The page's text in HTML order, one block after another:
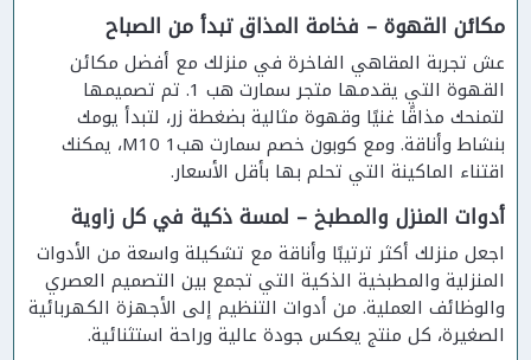
مكائن القهوة – فخامة المذاق تبدأ من الصباح
عش تجربة المقاهي الفاخرة في منزلك مع أفضل مكائن
القهوة التي يقدمها متجر سمارت هب 1. تم تصميمها
لتمنحك مذاقًا غنيًا وقهوة مثالية بضغطة زر، لتبدأ يومك
بنشاط وأناقة. ومع كوبون خصم سمارت هب1 M10، يمكنك
اقتناء الماكينة التي تحلم بها بأقل الأسعار.
أدوات المنزل والمطبخ – لمسة ذكية في كل زاوية
اجعل منزلك أكثر ترتيبًا وأناقة مع تشكيلة واسعة من الأدوات
المنزلية والمطبخية الذكية التي تجمع بين التصميم العصري
والوظائف العملية. من أدوات التنظيم إلى الأجهزة الكهربائية
الصغيرة، كل منتج يعكس جودة عالية وراحة استثنائية.